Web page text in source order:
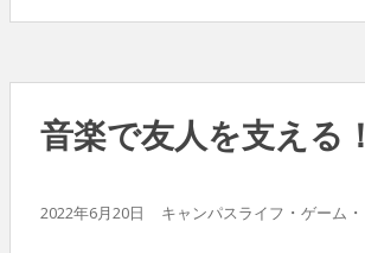
音楽で友人を支える！
2022年6月20日 キャンパスライフ ・ ゲーム ・